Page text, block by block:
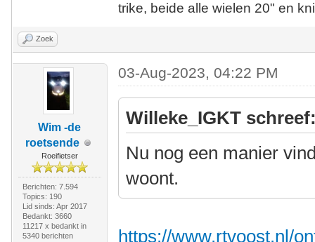
trike, beide alle wielen 20" en
Zoek
Wim -de
roetsende
Roeifietser
Berichten: 7.594
Topics: 190
Lid sinds: Apr 2017
Bedankt: 3660
11217 x bedankt in
5340 berichten
03-Aug-2023, 04:22 PM
Willeke_IGKT
Nu nog een manier
woont.
https://www.rtvoost.nl/